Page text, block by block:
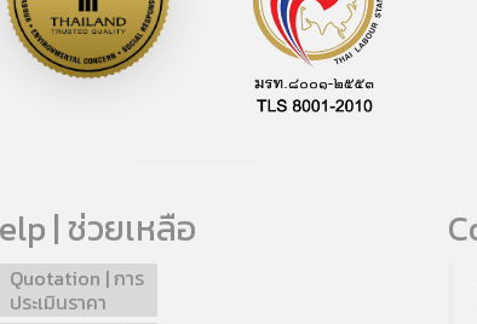
| ช่วยเหลือ
Quotation | การ
ประเมินราคา